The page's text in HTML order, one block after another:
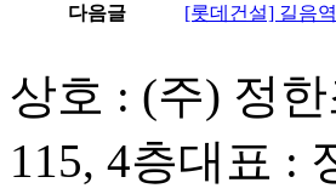
다음글
[롯데건설] 길음
상호 : (주) 정한
115, 4층대표 :